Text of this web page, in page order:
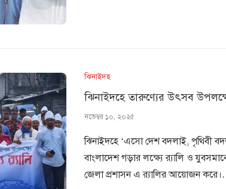
ঝিনাইদহ
ঝিনাইদহে তারুণ্যের উৎসব
নভেম্বর ১০, ২০২৫
ঝিনাইদহে ‘এসো দেশ বদলাই, পৃথিবী
বাংলাদেশ গড়ার লক্ষ্যে র‌্যালি ও
জেলা প্রশাসন এ র‌্যালির আয়োজন